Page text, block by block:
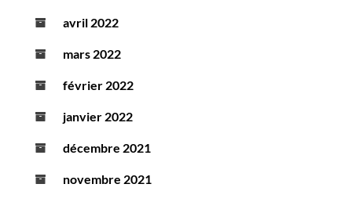
avril 2022
mars 2022
février 2022
janvier 2022
décembre 2021
novembre 2021